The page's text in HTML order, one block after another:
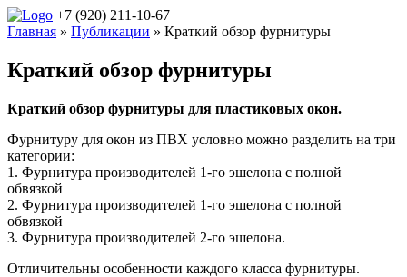
+7 (920) 211-10-67
Главная » Публикации » Краткий обзор фурнитуры
Краткий обзор фурнитуры
Краткий обзор фурнитуры для пластиковых окон.
Фурнитуру для окон из ПВХ условно можно разделить на три
категории:
1. Фурнитура производителей 1-го эшелона с полной
обвязкой
2. Фурнитура производителей 1-го эшелона с полной
обвязкой
3. Фурнитура производителей 2-го эшелона.
Отличительны особенности каждого класса фурнитуры.